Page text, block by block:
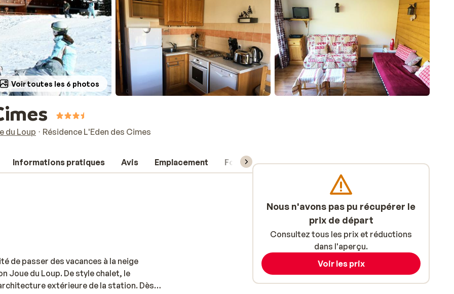
Voir toutes les 6 photos
du Loup Résidence L'Eden des Cimes
Informations pratiques Avis Emplacement Forfait, cours et matériel de ski
de passer des vacances à la neige
Joue du Loup. De style chalet, le
extérieure de la station. Dès
Nous n'avons pas pu récupérer le
prix de départ
Consultez tous les prix et réductions
dans l'aperçu.
Voir les prix